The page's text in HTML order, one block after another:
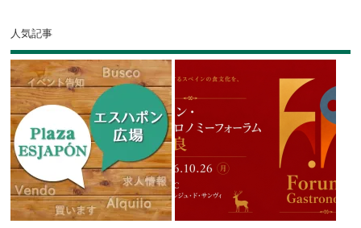
人気記事